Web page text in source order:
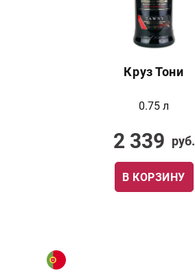
Круз Тони
0.75 л
2 339 руб.
В КОРЗИНУ